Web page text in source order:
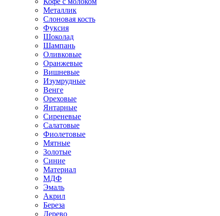
Металлик
Слоновая кость
Фуксия
Шоколад
Шампань
Оливковые
Оранжевые
Вишневые
Изумрудные
Венге
Ореховые
Янтарные
Сиреневые
Салатовые
Фиолетовые
Мятные
Золотые
Синие
Материал
МДФ
Эмаль
Акрил
Береза
Дерево